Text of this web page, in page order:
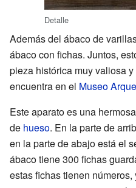
Detalle
Además del ábaco de
ábaco con fichas. Juntos,
pieza histórica muy valiosa
encuentra en el Museo
Este aparato es una
de hueso. En la parte de
en la parte de abajo está el
ábaco tiene 300 fichas
estas fichas tienen